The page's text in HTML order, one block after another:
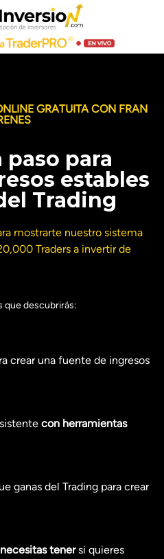
GRATUITA CON FRAN
paso para
estables
Trading
mostrarte nuestro sistema
Traders a invertir de
que descubrirás:
crear una fuente de ingresos
con herramientas
ganas del Trading para crear
tenersi quieres